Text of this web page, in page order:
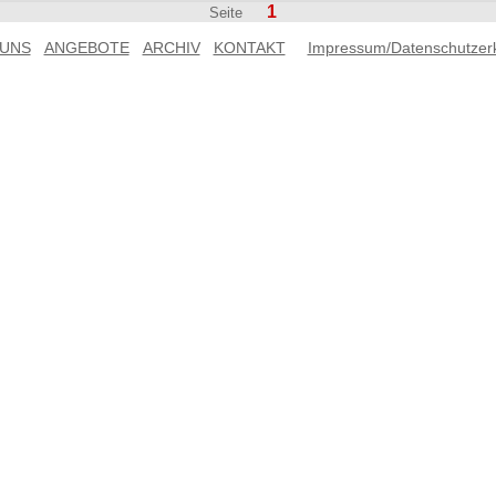
Seite
1
ANGEBOTE ARCHIV KONTAKT Impressum/